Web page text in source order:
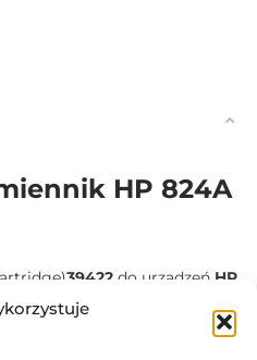
HP 824A
39422 do urządzeń HP
pod względem
zastosowaniu najlepszych